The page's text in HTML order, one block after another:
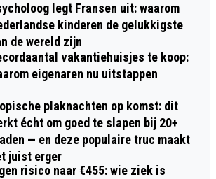
legt Fransen uit: waarom
kinderen de gelukkigste
de wereld zijn
vakantiehuisjes te koop:
eigenaren nu uitstappen
plaknachten op komst: dit
écht om goed te slapen bij 20+
— en deze populaire truc maakt
juist erger
risico naar €455: wie ziek is